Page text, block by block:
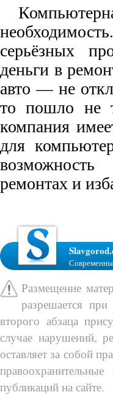
серьёзных
деньги в
авто — не
то пошло не
компания
для
ремонтах и
Размещение
разрешается
второго абзаца
случае нарушений,
оставляет за собой
публикаций на сайте.